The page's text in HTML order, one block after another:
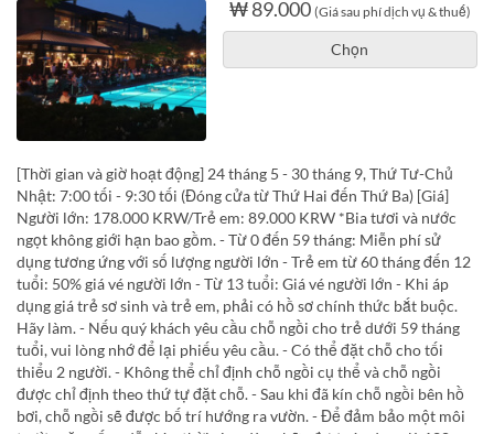
₩ 89.000 (Giá sau phí dịch vụ & thuế)
Chọn
[Thời gian và giờ hoạt động] 24 tháng 5 - 30 tháng 9, Thứ Tư-Chủ
Nhật: 7:00 tối - 9:30 tối (Đóng cửa từ Thứ Hai đến Thứ Ba) [Giá]
Người lớn: 178.000 KRW/Trẻ em: 89.000 KRW *Bia tươi và nước
ngọt không giới hạn bao gồm. - Từ 0 đến 59 tháng: Miễn phí sử
dụng tương ứng với số lượng người lớn - Trẻ em từ 60 tháng đến 12
tuổi: 50% giá vé người lớn - Từ 13 tuổi: Giá vé người lớn - Khi áp
dụng giá trẻ sơ sinh và trẻ em, phải có hồ sơ chính thức bắt buộc.
Hãy làm. - Nếu quý khách yêu cầu chỗ ngồi cho trẻ dưới 59 tháng
tuổi, vui lòng nhớ để lại phiếu yêu cầu. - Có thể đặt chỗ cho tối
thiểu 2 người. - Không thể chỉ định chỗ ngồi cụ thể và chỗ ngồi
được chỉ định theo thứ tự đặt chỗ. - Sau khi đã kín chỗ ngồi bên hồ
bơi, chỗ ngồi sẽ được bố trí hướng ra vườn. - Để đảm bảo một môi